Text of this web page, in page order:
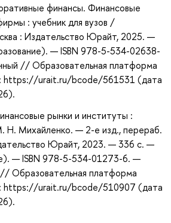
финансы. Финансовые
: учебник для вузов /
: Издательство Юрайт, 2025. —
— ISBN 978-5-534-02638-
// Образовательная платформа
https://urait.ru/bcode/561531 (дата
рынки и институты :
Н. Михайленко. — 2-е изд., перераб.
Юрайт, 2023. — 336 с. —
— ISBN 978-5-534-01273-6. —
Образовательная платформа
https://urait.ru/bcode/510907 (дата